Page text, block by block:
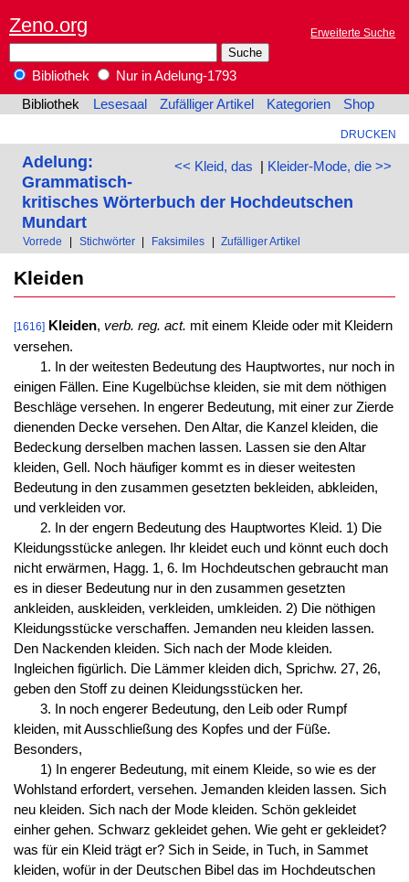
Zeno.org Erweiterte Suche
Bibliothek
Nur in Adelung-1793
Bibliothek
Lesesaal Zufälliger Artikel Kategorien Shop
DRUCKEN
<< Kleid, das | Kleider-Mode, die >>
Adelung:
Grammatisch-
kritisches Wörterbuch der Hochdeutschen
Mundart
Vorrede Stichwörter Faksimiles Zufälliger Artikel
Kleiden
[1616] Kleiden, verb. reg. act. mit einem Kleide oder mit Kleidern
versehen.
1. In der weitesten Bedeutung des Hauptwortes, nur noch in
einigen Fällen. Eine Kugelbüchse kleiden, sie mit dem nöthigen
Beschläge versehen. In engerer Bedeutung, mit einer zur Zierde
dienenden Decke versehen. Den Altar, die Kanzel kleiden, die
Bedeckung derselben machen lassen. Lassen sie den Altar
kleiden, Gell. Noch häufiger kommt es in dieser weitesten
Bedeutung in den zusammen gesetzten bekleiden, abkleiden,
und verkleiden vor.
2. In der engern Bedeutung des Hauptwortes Kleid. 1) Die
Kleidungsstücke anlegen. Ihr kleidet euch und könnt euch doch
nicht erwärmen, Hagg. 1, 6. Im Hochdeutschen gebraucht man
es in dieser Bedeutung nur in den zusammen gesetzten
ankleiden, auskleiden, verkleiden, umkleiden. 2) Die nöthigen
Kleidungsstücke verschaffen. Jemanden neu kleiden lassen.
Den Nackenden kleiden. Sich nach der Mode kleiden.
Ingleichen figürlich. Die Lämmer kleiden dich, Sprichw. 27, 26,
geben den Stoff zu deinen Kleidungsstücken her.
3. In noch engerer Bedeutung, den Leib oder Rumpf
kleiden, mit Ausschließung des Kopfes und der Füße.
Besonders,
1) In engerer Bedeutung, mit einem Kleide, so wie es der
Wohlstand erfordert, versehen. Jemanden kleiden lassen. Sich
neu kleiden. Sich nach der Mode kleiden. Schön gekleidet
einher gehen. Schwarz gekleidet gehen. Wie geht er gekleidet?
was für ein Kleid trägt er? Sich in Seide, in Tuch, in Sammet
kleiden, wofür in der Deutschen Bibel das im Hochdeutschen